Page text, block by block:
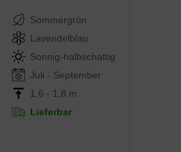
Sommergrün
Lavendelblau
Sonnig-halbschattig
Juli - September
1,6 - 1,8 m
Lieferbar